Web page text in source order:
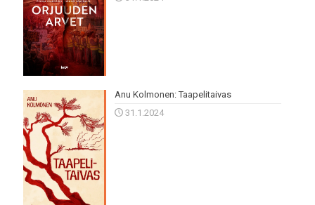
Anu Kolmonen: Taapelitaivas
31.1.2024